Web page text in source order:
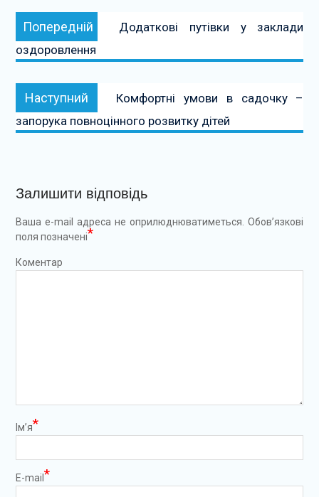
Навігація
записів
Попередній Попередній:
Додаткові путівки у заклади
оздоровлення
Наступний Наступний:
Комфортні умови в садочку –
запорука повноцінного розвитку дітей
Залишити відповідь
Ваша e-mail адреса не оприлюднюватиметься. Обов’язкові
поля позначені*
Коментар
Ім’я*
E-mail *